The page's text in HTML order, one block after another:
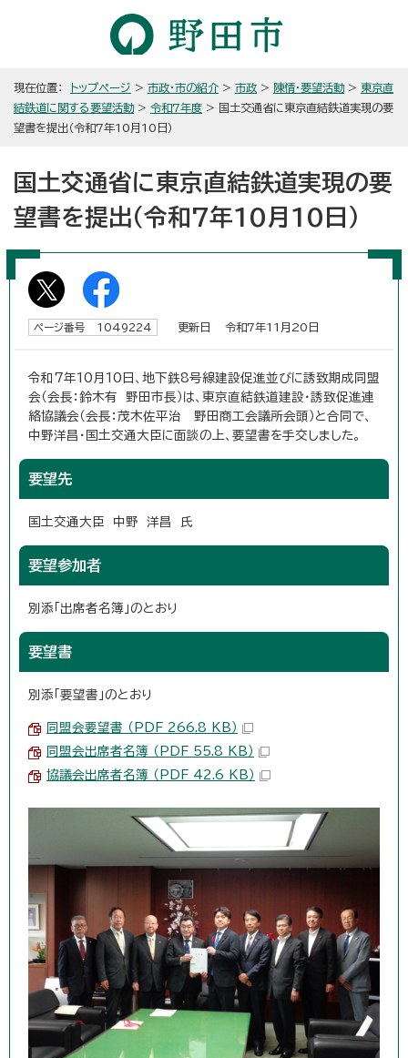
現在位置： トップページ > 市政・市の紹介 > 市政 > 陳情・要望活動> 東京直
結鉄道に関する要望活動> 令和7年度 > 国土交通省に東京直結鉄道実現の要
望書を提出（令和7年10月10日）
国土交通省に東京直結鉄道実現の要
望書を提出（令和7年10月10日）
ページ番号 1049224 更新日 令和7年11月20日
令和7年10月10日、地下鉄8号線建設促進並びに誘致期成同盟
会（会長：鈴木有 野田市長）は、東京直結鉄道建設・誘致促進連
絡協議会（会長：茂木佐平治 野田商工会議所会頭）と合同で、
中野洋昌・国土交通大臣に面談の上、要望書を手交しました。
要望先
国土交通大臣 中野 洋昌 氏
要望参加者
別添「出席者名簿」のとおり
要望書
別添「要望書」のとおり
同盟会要望書 （PDF 266.8 KB）
同盟会出席者名簿 （PDF 55.8 KB）
協議会出席者名簿 （PDF 42.6 KB）